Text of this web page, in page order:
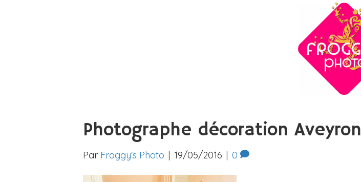
Photographe décoration Aveyron
Par Froggy's Photo | 19/05/2016 | 0